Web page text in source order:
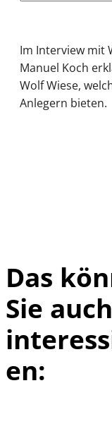
Im Interview mit
Manuel Koch
Wolf Wiese,
Anlegern bieten.
Das
Sie auch
en: